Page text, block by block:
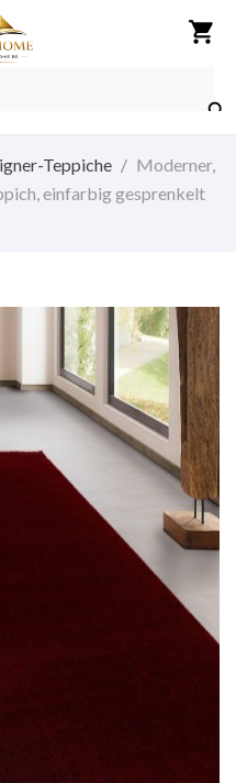
shopping_cart

Teppiche
Moderner,
einfarbig gesprenkelt